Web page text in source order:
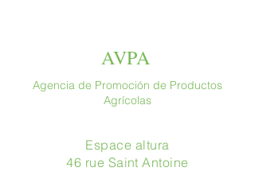
AVPA
Agencia de Promoción de Productos
Agrícolas
Espace altura
46 rue Saint Antoine